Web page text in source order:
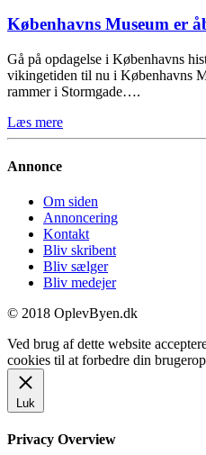
Københavns Museum er
Gå på opdagelse i Københavns
vikingetiden til nu i Københavns
rammer i Stormgade….
Læs mere
Annonce
Om siden
Annoncering
Kontakt
Bliv skribent
Bliv sælger
Bliv medejer
© 2018 OplevByen.dk
Ved brug af dette website
cookies til at forbedre din
Luk
Privacy Overview